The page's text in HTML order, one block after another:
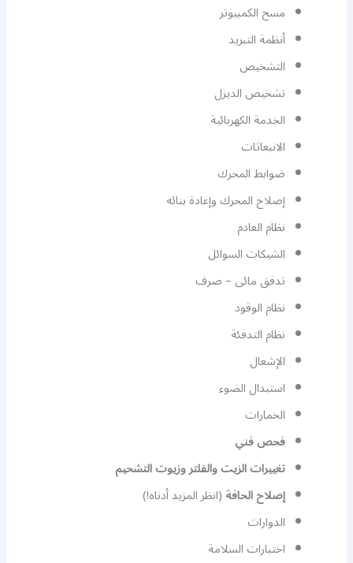
مسح الكمبيوتر
أنظمة التبريد
التشخيص
تشخيص الديزل
الخدمة الكهربائية
الانبعاثات
ضوابط المحرك
إصلاح المحرك وإعادة بنائه
نظام العادم
الشيكات السوائل
تدفق مائى – صرف
نظام الوقود
نظام التدفئة
الإشعال
استبدال الضوء
الخمارات
فحص فني
تغييرات الزيت والفلتر وزيوت التشحيم
إصلاح الحافة(انظر المزيد أدناه!)
الدوارات
اختبارات السلامة